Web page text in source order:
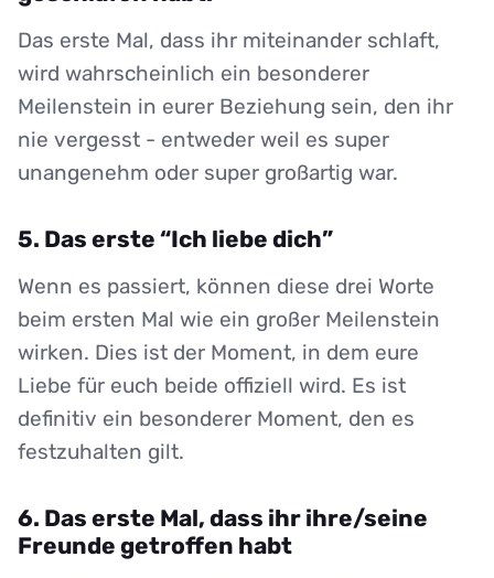
Das erste Mal, dass ihr miteinander schlaft,
wird wahrscheinlich ein besonderer
Meilenstein in eurer Beziehung sein, den ihr
nie vergesst - entweder weil es super
unangenehm oder super großartig war.
5. Das erste “Ich liebe dich”
Wenn es passiert, können diese drei Worte
beim ersten Mal wie ein großer Meilenstein
wirken. Dies ist der Moment, in dem eure
Liebe für euch beide offiziell wird. Es ist
definitiv ein besonderer Moment, den es
festzuhalten gilt.
6. Das erste Mal, dass ihr ihre/seine
Freunde getroffen habt